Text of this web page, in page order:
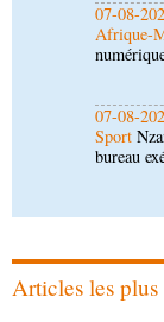
07-08-
Sport
bureau
06-08-
Société
l'étranger
06-08-
lance la
agricole
Articles les plus